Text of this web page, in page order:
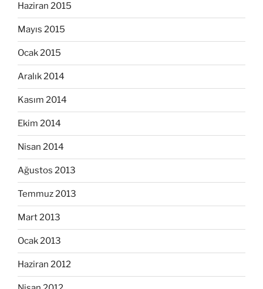
Haziran 2015
Mayıs 2015
Ocak 2015
Aralık 2014
Kasım 2014
Ekim 2014
Nisan 2014
Ağustos 2013
Temmuz 2013
Mart 2013
Ocak 2013
Haziran 2012